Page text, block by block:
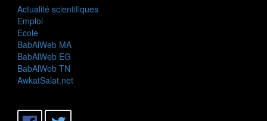
Actualité scientifiques
Emploi
Ecole
BabAlWeb MA
BabAlWeb EG
BabAlWeb TN
AwkatSalat.net